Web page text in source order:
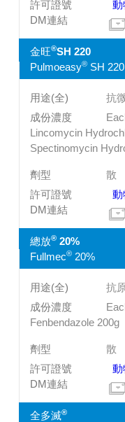
動
金旺®SH 220
Pulmoeasy®SH 220
抗
Lincomycin
Spectinomycin
散
動
總放®20%
Fullmec®20%
抗
Fenbendazole 200g
散
動
全多滅®